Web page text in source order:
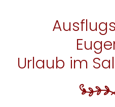
Urlaub im